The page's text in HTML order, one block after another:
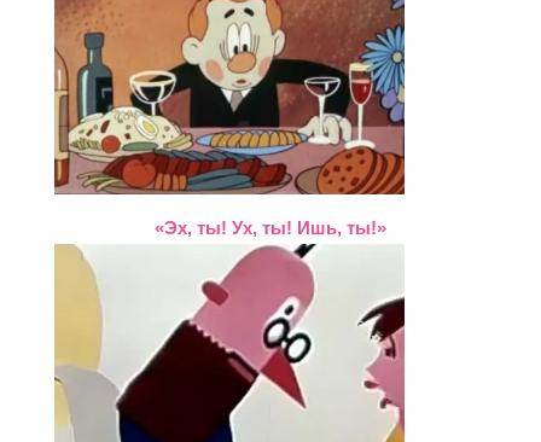
«Эх, ты! Ух, ты! Ишь, ты!»